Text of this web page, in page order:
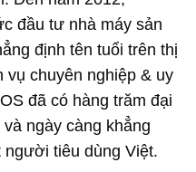
đầu tư nhà máy sản
định tên tuổi trên thị
chuyên nghiệp & uy
đã có hàng trăm đại
ngày càng khẳng
tiêu dùng Việt.